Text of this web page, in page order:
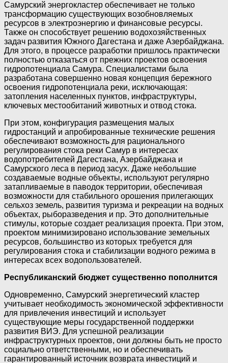
Самурский энергокластер обеспечивает не только
трансформацию существующих возобновляемых
ресурсов в электроэнергию и финансовые ресурсы.
Также он способствует решению водохозяйственных
задач развития Южного Дагестана и даже Азербайджана.
Для этого, в процессе разработки пришлось практически
полностью отказаться от прежних проектов освоения
гидропотенциала Самура. Специалистами была
разработана совершенно новая концепция бережного
освоения гидропотенциала реки, исключающая:
затопления населенных пунктов, инфраструктуры,
ключевых местообитаний животных и отвод стока.
При этом, конфигурация размещения малых
гидростанций и апробированные технические решения
обеспечивают возможность для рационального
регулирования стока реки Самур в интересах
водопотребителей Дагестана, Азербайджана и
Самурского леса в период засух. Даже небольшие
создаваемые водные объекты, используют регулярно
затапливаемые в паводок территории, обеспечивая
возможности для стабильного орошения прилегающих
сельхоз земель, развития туризма и рекреации на водных
объектах, рыборазведения и пр. Это дополнительные
стимулы, которые создает реализация проекта. При этом,
проектом минимизировано использование земельных
ресурсов, большинство из которых требуется для
регулирования стока и стабилизации водного режима в
интересах всех водопользователей.
Республиканский бюджет существенно пополнится
Одновременно, Самурский энергетический кластер
учитывает необходимость экономической эффективности
для привлечения инвестиций и использует
существующие меры государственной поддержки
развития ВИЭ. Для успешной реализации
инфраструктурных проектов, они должны быть не просто
социально ответственными, но и обеспечивать
гарантированный источник возврата инвестиций и